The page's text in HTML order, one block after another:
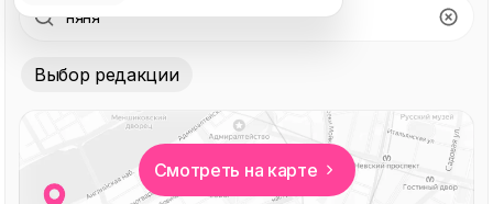
Выбор редакции
Смотреть на карте